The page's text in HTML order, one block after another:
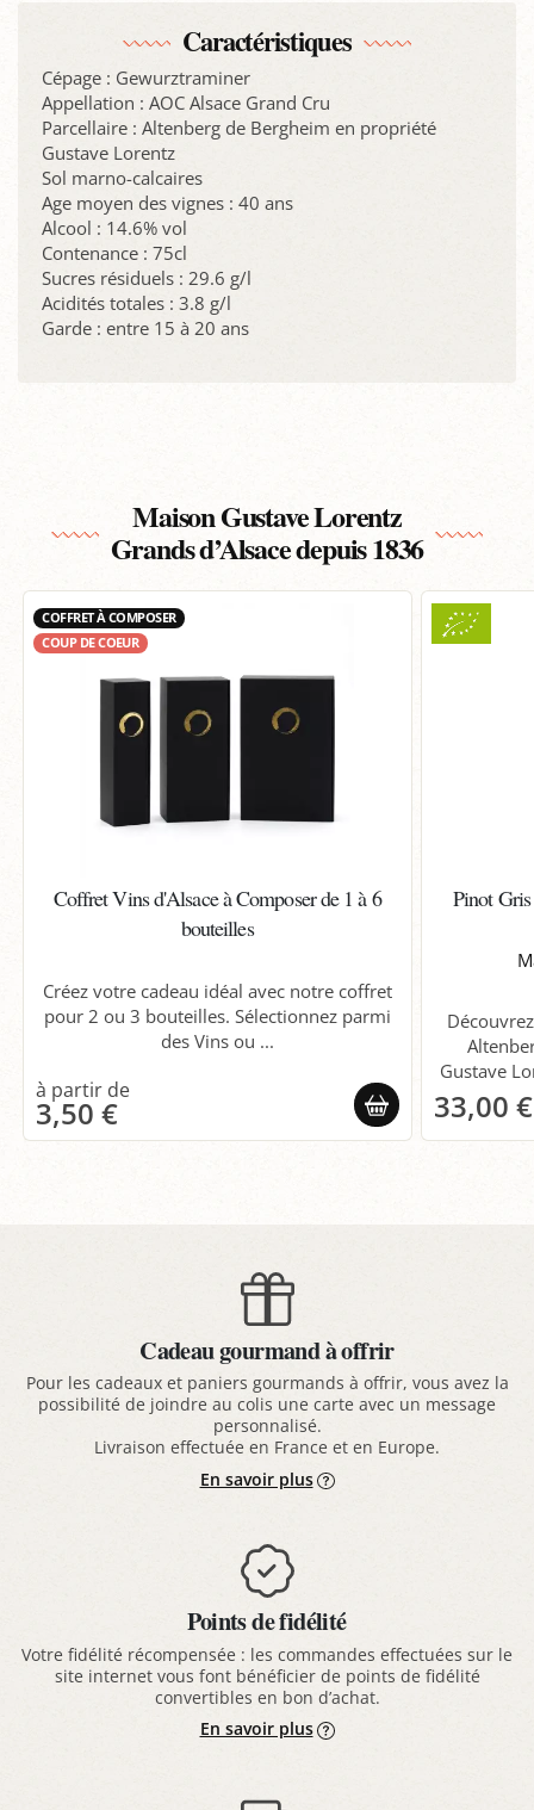
Caractéristiques
Cépage : Gewurztraminer
Appellation : AOC Alsace Grand Cru
Parcellaire : Altenberg de Bergheim en propriété
Gustave Lorentz
Sol marno-calcaires
Age moyen des vignes : 40 ans
Alcool : 14.6% vol
Contenance : 75cl
Sucres résiduels : 29.6 g/l
Acidités totales : 3.8 g/l
Garde : entre 15 à 20 ans
Maison Gustave Lorentz
Grands d’Alsace depuis 1836
COFFRET À COMPOSER
COUP DE COEUR
Coffret Vins d'Alsace à Composer de 1 à 6
bouteilles
Créez votre cadeau idéal avec notre coffret
pour 2 ou 3 bouteilles. Sélectionnez parmi
des Vins ou ...
3,50 €
Pinot
Gustave
33,00 €
Cadeau gourmand à offrir
Pour les cadeaux et paniers gourmands à offrir, vous avez la
possibilité de joindre au colis une carte avec un message
personnalisé.
Livraison effectuée en France et en Europe.
En savoir plus
Points de fidélité
Votre fidélité récompensée : les commandes effectuées sur le
site internet vous font bénéficier de points de fidélité
convertibles en bon d’achat.
En savoir plus